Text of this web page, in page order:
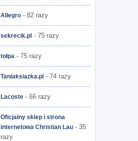
Allegro - 82 razy
sekrecik.pl - 75 razy
tołpa - 75 razy
Taniaksiazka.pl - 74 razy
Lacoste - 66 razy
Oficjalny sklep i strona
internetowa Christian Lau - 35
razy